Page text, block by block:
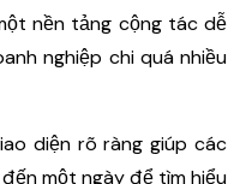
nền tảng cộng tác dễ
nghiệp chi quá nhiều
diện rõ ràng giúp các
một ngày để tìm hiểu